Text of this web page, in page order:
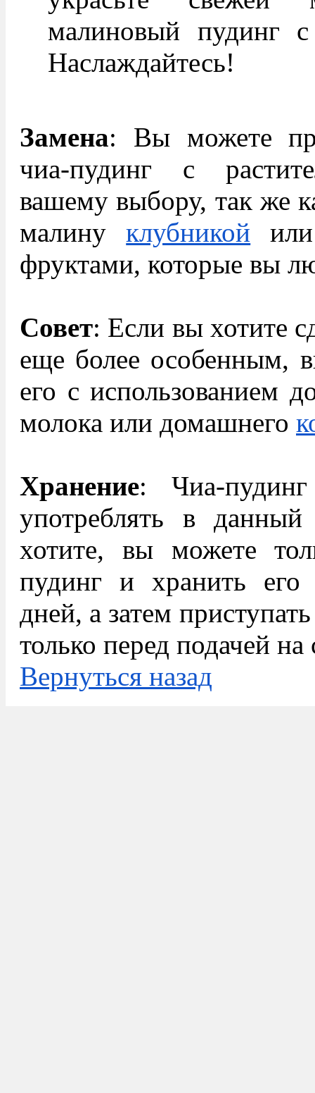
малиновый пудинг
Наслаждайтесь!
Замена: Вы можете
чиа-пудинг с
вашему выбору, так же
малинуклубникой
фруктами, которые вы
Совет: Если вы хотите
еще более особенным,
его с использованием
молока или домашнего
Хранение: Чиа-
употреблять в
хотите, вы можете
пудинг и хранить его
дней, а затем
только перед подачей на
Вернуться назад